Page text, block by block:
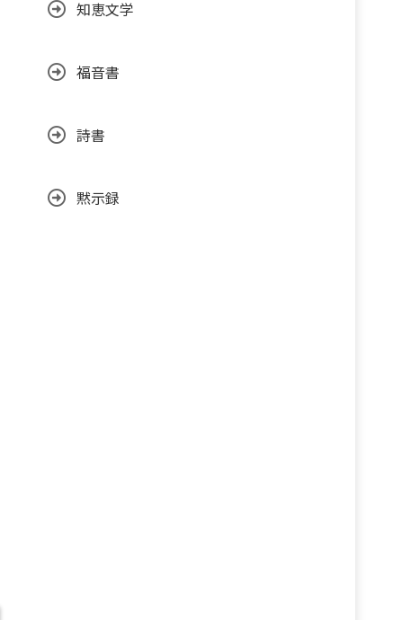
知恵文学
福音書
詩書
黙示録